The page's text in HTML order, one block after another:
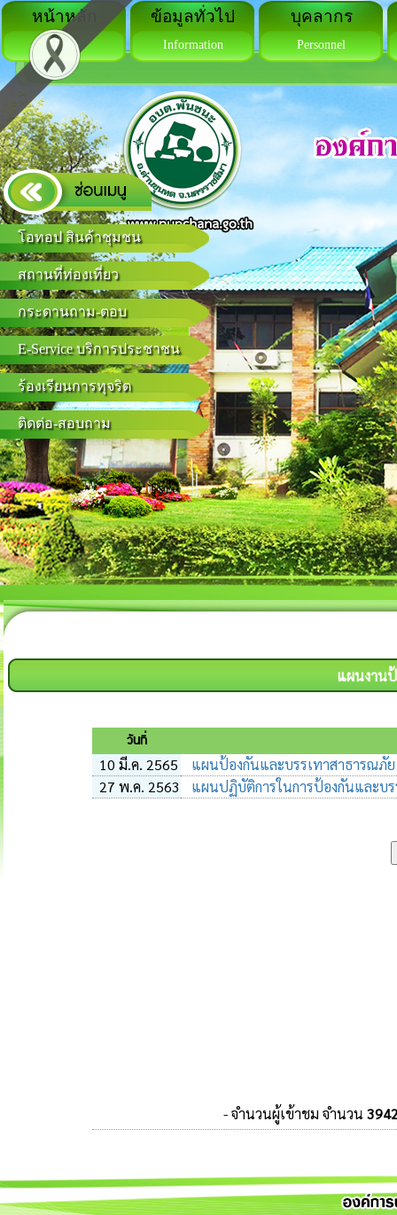
โอทอป สินค้าชุมชน
สถานที่ท่องเที่ยว
กระดานถาม-ตอบ
E-Service บริการประชาชน
ร้องเรียนการทุจริต
ติดต่อ-สอบถาม
หน้าหลัก
Home
ข้อมูลทั่วไป
Information
บุคลากร
Personnel
แผนงาน
วันที่
10 มี.ค. 2565
แผนป้องกันและบรรเทาสาธารณภั
27 พ.ค. 2563
แผนปฏิบัติการในการป้องกันและบ
- จำนวนผู้เข้าชม จำนวน